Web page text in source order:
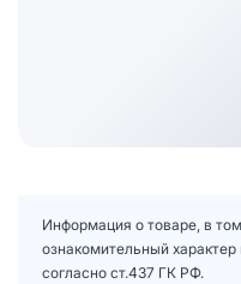
Информация о товаре, в
ознакомительный
согласно ст.437 ГК РФ.